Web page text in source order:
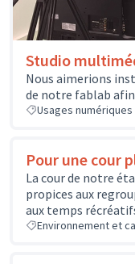
Studio
Nous aimerions
de notre fablab afin
Usages numériques
Pour une cour
La cour de notre
propices aux
aux temps
Environnement et